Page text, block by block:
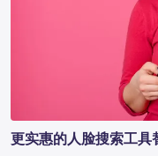
更实惠的人脸搜索工具